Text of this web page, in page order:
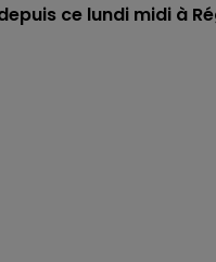
ce lundi midi à